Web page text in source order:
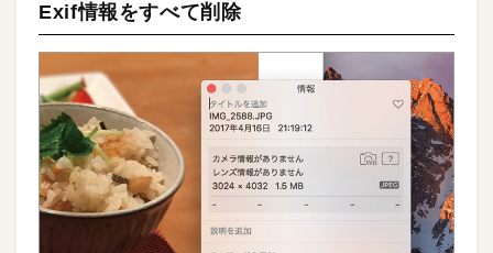
Exif情報をすべて削除